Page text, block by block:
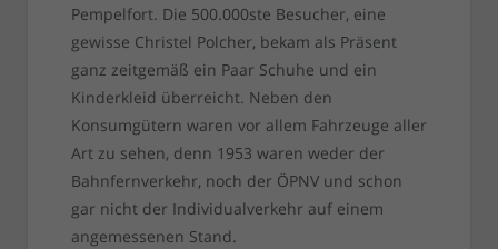
Pempelfort. Die 500.000ste Besucher, eine
gewisse Christel Polcher, bekam als Präsent
ganz zeitgemäß ein Paar Schuhe und ein
Kinderkleid überreicht. Neben den
Konsumgütern waren vor allem Fahrzeuge aller
Art zu sehen, denn 1953 waren weder der
Bahnfernverkehr, noch der ÖPNV und schon
gar nicht der Individualverkehr auf einem
angemessenen Stand.